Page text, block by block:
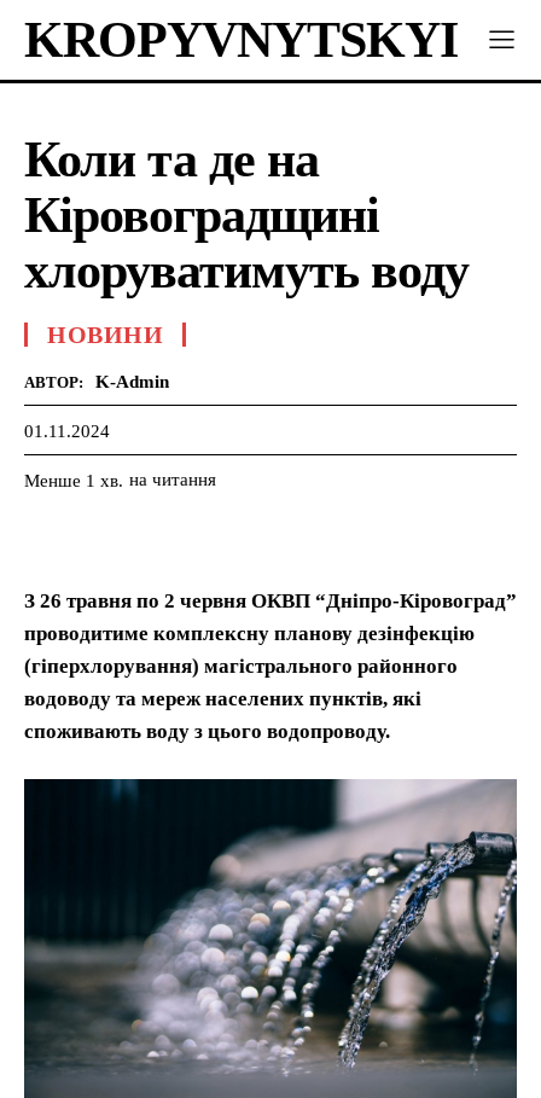
KROPYVNYTSKYI
Коли та де на
Кіровоградщині
хлоруватимуть воду
НОВИНИ
АВТОР: K-Admin
01.11.2024
Менше 1 хв. на читання
З 26 травня по 2 червня ОКВП “Дніпро-Кіровоград”
проводитиме комплексну планову дезінфекцію
(гіперхлорування) магістрального районного
водоводу та мереж населених пунктів, які
споживають воду з цього водопроводу.